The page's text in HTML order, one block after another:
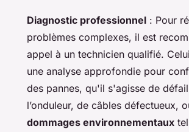
Diagnostic professionnel : Pour
problèmes complexes, il est
appel à un technicien qualifié.
une analyse approfondie pour
des pannes, qu'il s'agisse de
l’onduleur, de câbles défectueux,
dommages environnementaux